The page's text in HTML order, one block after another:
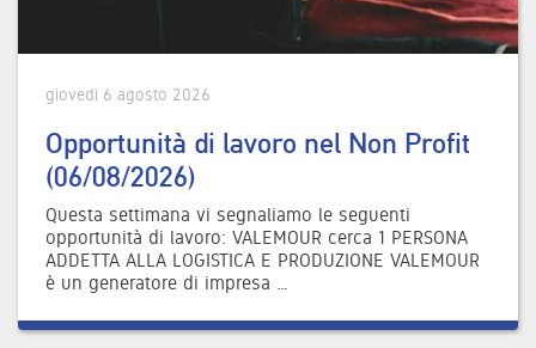
giovedì 6 agosto 2026
Opportunità di lavoro nel Non Profit
(06/08/2026)
Questa settimana vi segnaliamo le seguenti
opportunità di lavoro: VALEMOUR cerca 1 PERSONA
ADDETTA ALLA LOGISTICA E PRODUZIONE VALEMOUR
è un generatore di impresa …